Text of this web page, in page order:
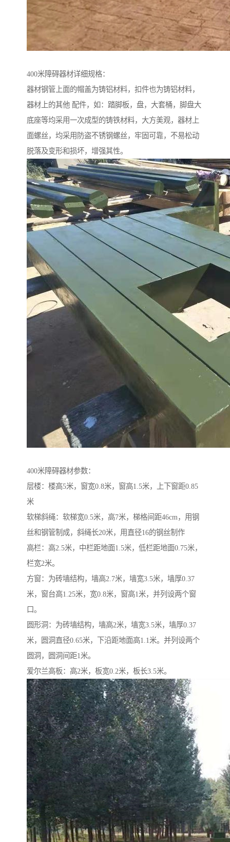
400米障碍器材详细规格：
器材钢管上面的帽盖为铸铝材料，扣件也为铸铝材料，
器材上的其他 配件，如：踏脚板，盘，大套桶，脚盘大
底座等均采用一次成型的铸铁材料，大方美观，器材上
面螺丝，均采用防盗不锈钢螺丝，牢固可靠，不易松动
脱落及变形和损坏，增强其性。
400米障碍器材参数：
层楼：楼高5米，窗宽0.8米，窗高1.5米，上下窗距0.85
米
软梯斜绳：软梯宽0.5米，高7米，梯格间距46cm，用钢
丝和钢管制成，斜绳长20米，用直径16的钢丝制作
高栏：高2.5米，中栏距地面1.5米，低栏距地面0.75米，
栏宽2米。
方窗：为砖墙结构，墙高2.7米，墙宽3.5米，墙厚0.37
米，窗台高1.25米，宽0.8米，窗高1米，并列设两个窗
口。
圆形洞：为砖墙结构，墙高2米，墙宽3.5米，墙厚0.37
米，圆洞直径0.65米，下沿距地面高1.1米。并列设两个
圆洞，圆洞间距1米。
爱尔兰高板：高2米，板宽0.2米，板长3.5米。